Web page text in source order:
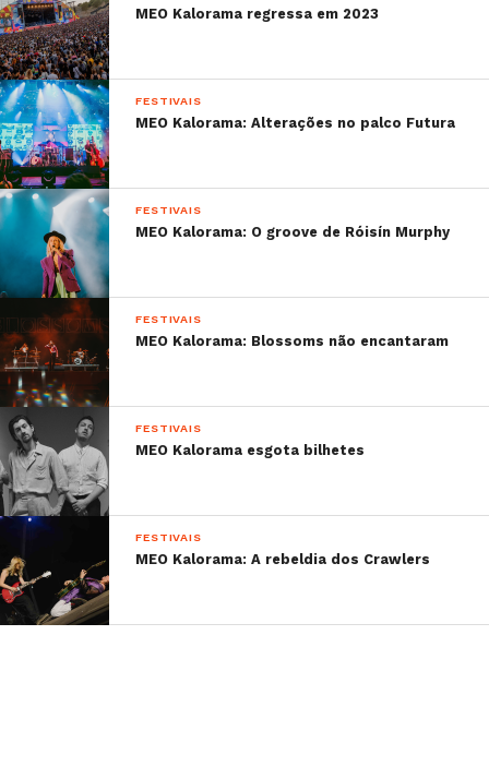
MEO Kalorama regressa em 2023
FESTIVAIS
MEO Kalorama: Alterações no palco Futura
FESTIVAIS
MEO Kalorama: O groove de Róisín Murphy
FESTIVAIS
MEO Kalorama: Blossoms não encantaram
FESTIVAIS
MEO Kalorama esgota bilhetes
FESTIVAIS
MEO Kalorama: A rebeldia dos Crawlers